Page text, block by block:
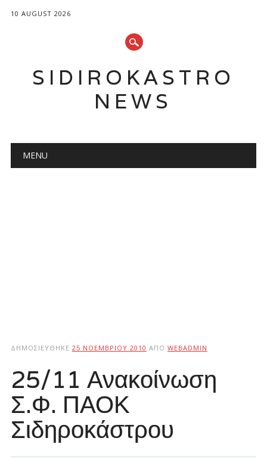
10 AUGUST 2026
SIDIROKASTRO
NEWS
Main menu
MENU
ΔΗΜΟΣΙΕΎΘΗΚΕ 25 ΝΟΕΜΒΡΊΟΥ 2010 ΑΠΌ WEBADMIN
25/11 Ανακοίνωση
Σ.Φ. ΠΑΟΚ
Σιδηροκάστρου